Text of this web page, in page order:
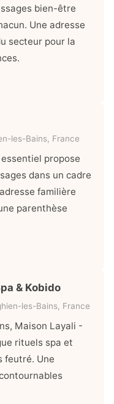
bien-être
Une adresse
secteur pour la
les-Bains, France
propose
dans un cadre
familière
parenthèse
& Kobido
les-Bains, France
Maison Layali -
rituels spa et
feutré. Une